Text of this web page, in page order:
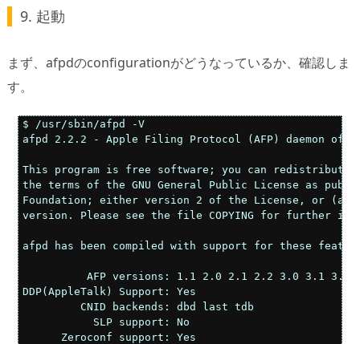
9. 起動
まず、afpdのconfigurationがどうなっているか、確認しま
す。
$ /usr/sbin/afpd -V
afpd 2.2.2 - Apple Filing Protocol (AFP) daemon of
This program is free software; you can
the terms of the GNU General Public License as
Foundation; either version 2 of the License, or (at
version. Please see the file COPYING for further
afpd has been compiled with support for these
          AFP versions:	1.1 2.0 2.1 2.2 3.0 3.1 3.2 3.3
DDP(AppleTalk) Support:	Yes
         CNID backends:	dbd last tdb
           SLP support:	No
      Zeroconf support:	Yes